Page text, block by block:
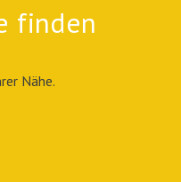
finden
Nähe.